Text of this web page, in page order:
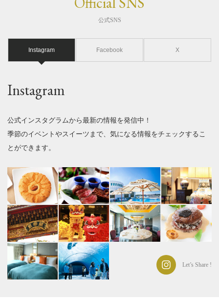
公式SNS
Instagram Facebook X
Instagram
公式インスタグラムから最新の情報を発信中！
季節のイベントやスイーツまで、気になる情報をチェックするこ
とができます。
Let’s Share !